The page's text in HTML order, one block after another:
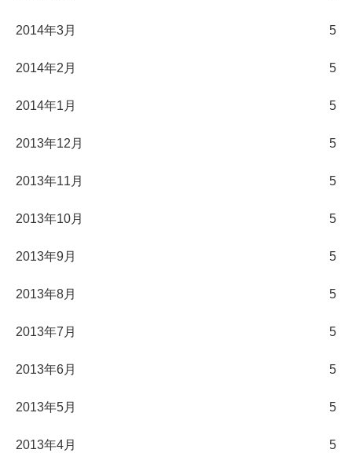
2014年3月 5
2014年2月 5
2014年1月 5
2013年12月 5
2013年11月 5
2013年10月 5
2013年9月 5
2013年8月 5
2013年7月 5
2013年6月 5
2013年5月 5
2013年4月 5